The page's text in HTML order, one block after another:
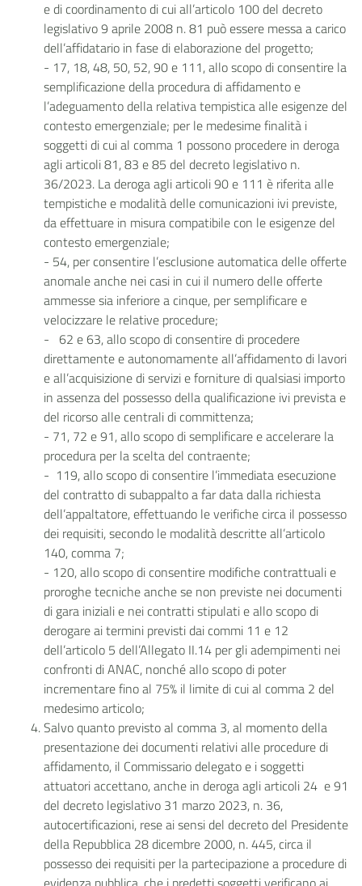
e di coordinamento di cui all’articolo 100 del decreto
legislativo 9 aprile 2008 n. 81 può essere messa a carico
dell’affidatario in fase di elaborazione del progetto;
- 17, 18, 48, 50, 52, 90 e 111, allo scopo di consentire la
semplificazione della procedura di affidamento e
l’adeguamento della relativa tempistica alle esigenze del
contesto emergenziale; per le medesime finalità i
soggetti di cui al comma 1 possono procedere in deroga
agli articoli 81, 83 e 85 del decreto legislativo n.
36/2023. La deroga agli articoli 90 e 111 è riferita alle
tempistiche e modalità delle comunicazioni ivi previste,
da effettuare in misura compatibile con le esigenze del
contesto emergenziale;
- 54, per consentire l’esclusione automatica delle offerte
anomale anche nei casi in cui il numero delle offerte
ammesse sia inferiore a cinque, per semplificare e
velocizzare le relative procedure;
- 62 e 63, allo scopo di consentire di procedere
direttamente e autonomamente all’affidamento di lavori
e all’acquisizione di servizi e forniture di qualsiasi importo
in assenza del possesso della qualificazione ivi prevista e
del ricorso alle centrali di committenza;
- 71, 72 e 91, allo scopo di semplificare e accelerare la
procedura per la scelta del contraente;
- 119, allo scopo di consentire l’immediata esecuzione
del contratto di subappalto a far data dalla richiesta
dell’appaltatore, effettuando le verifiche circa il possesso
dei requisiti, secondo le modalità descritte all’articolo
140, comma 7;
- 120, allo scopo di consentire modifiche contrattuali e
proroghe tecniche anche se non previste nei documenti
di gara iniziali e nei contratti stipulati e allo scopo di
derogare ai termini previsti dai commi 11 e 12
dell’articolo 5 dell’Allegato II.14 per gli adempimenti nei
confronti di ANAC, nonché allo scopo di poter
incrementare fino al 75% il limite di cui al comma 2 del
medesimo articolo;
Salvo quanto previsto al comma 3, al momento della
presentazione dei documenti relativi alle procedure di
affidamento, il Commissario delegato e i soggetti
attuatori accettano, anche in deroga agli articoli 24 e 91
del decreto legislativo 31 marzo 2023, n. 36,
autocertificazioni, rese ai sensi del decreto del Presidente
della Repubblica 28 dicembre 2000, n. 445, circa il
possesso dei requisiti per la partecipazione a procedure di